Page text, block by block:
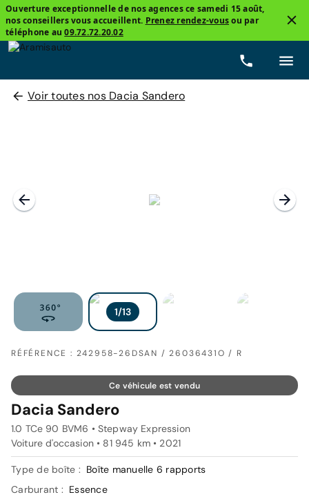
Ouverture exceptionnelle de nos agences ce samedi 15 août,
nos conseillers vous accueillent. Prenez rendez-vousou par
téléphone au09.72.72.20.02
Voir toutes nos Dacia Sandero
RÉFÉRENCE : 242958-26DSAN / 26036431O / R
Ce véhicule est vendu
Dacia Sandero
1.0 TCe 90 BVM6 • Stepway Expression
Voiture d'occasion • 81 945 km • 2021
Type de boîte : Boîte manuelle 6 rapports
Carburant : Essence